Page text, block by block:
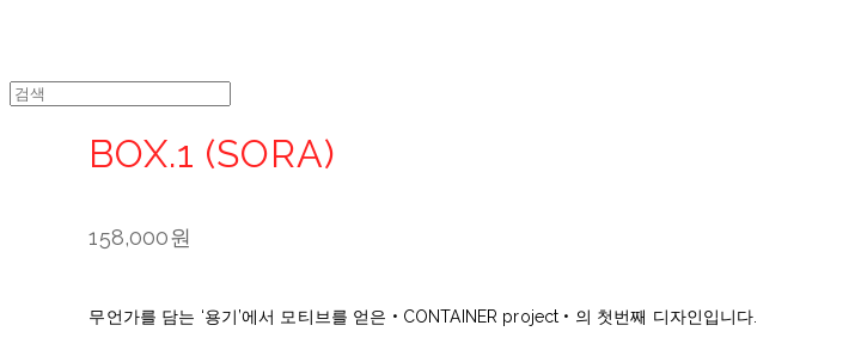
BOX.1 (SORA)
158,000원
무언가를 담는 ‘용기’에서 모티브를 얻은 • CONTAINER project • 의 첫번째 디자인입니다.